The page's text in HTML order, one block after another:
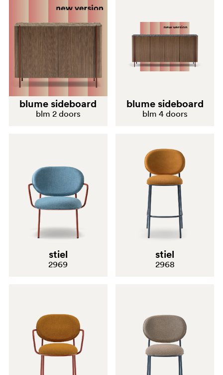
blume sideboard
blm 2 doors
blume sideboard
blm 4 doors
stiel
2969
stiel
2968